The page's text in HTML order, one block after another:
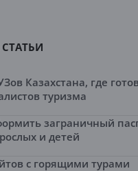
Казахстана, где
туризма
заграничный
и детей
с горящими турами